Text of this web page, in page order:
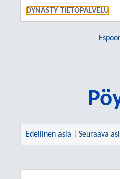
DYNASTY TIETOPALVELU
Edellinen asia Seuraava